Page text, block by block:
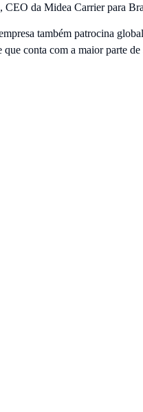
CEO da Midea Carrier para
também patrocina
conta com a maior parte